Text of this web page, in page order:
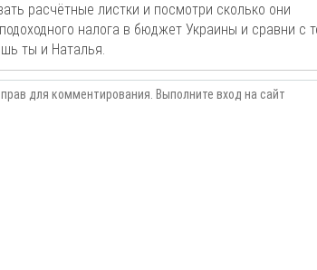
расчётные листки и посмотри сколько они
налога в бюджет Украины и сравни с
ты и Наталья.
для комментирования. Выполните вход на сайт